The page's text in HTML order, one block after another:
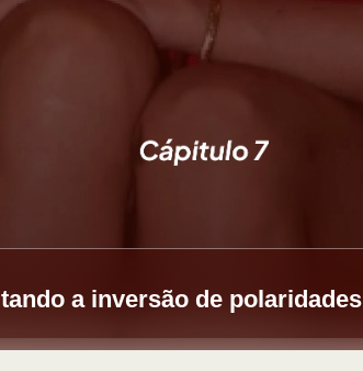
a inversão de polaridades